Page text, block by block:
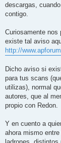
descargas,
contigo.
Curiosamente nos
existe tal aviso
http://
Dicho aviso si
para tus scans
utilizas), normal
autores, que al
propio con Redon.
Y en cuento a
ahora mismo